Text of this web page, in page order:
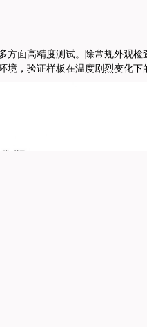
方面高精度测试。 除常规外观检
，验证样板在温度剧烈变化下